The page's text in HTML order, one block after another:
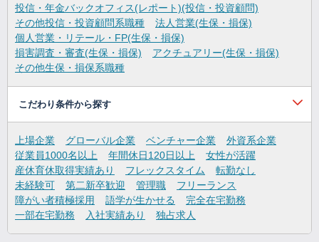
投信・年金バックオフィス(レポート)(投信・投資顧問)
その他投信・投資顧問系職種
法人営業(生保・損保)
個人営業・リテール・FP(生保・損保)
損害調査・審査(生保・損保)
アクチュアリー(生保・損保)
その他生保・損保系職種
こだわり条件から探す
上場企業 グローバル企業 ベンチャー企業
外資系企業
従業員1000名以上
年間休日120日以上
女性が活躍
産休育休取得実績あり
フレックスタイム
転勤なし
未経験可
第二新卒歓迎 管理職
フリーランス
障がい者積極採用
語学が生かせる
完全在宅勤務
一部在宅勤務
入社実績あり 独占求人